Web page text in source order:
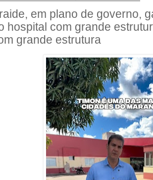
em plano de governo,
hospital com grande
grande estrutura